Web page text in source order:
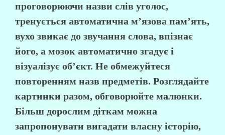
проговорюючи назви слів уголос,
тренується автоматична м’язова пам’ять,
вухо звикає до звучання слова, впізнає
його, а мозок автоматично згадує і
візуалізує об’єкт. Не обмежуйтеся
повторенням назв предметів. Розглядайте
картинки разом, обговорюйте малюнки.
Більш дорослим діткам можна
запропонувати вигадати власну історію,